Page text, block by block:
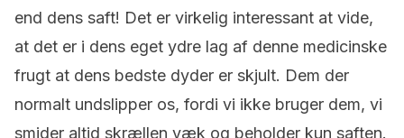
end dens saft! Det er virkelig interessant at vide,
at det er i dens eget ydre lag af denne medicinske
frugt at dens bedste dyder er skjult. Dem der
normalt undslipper os, fordi vi ikke bruger dem, vi
smider altid skrællen væk og beholder kun saften.